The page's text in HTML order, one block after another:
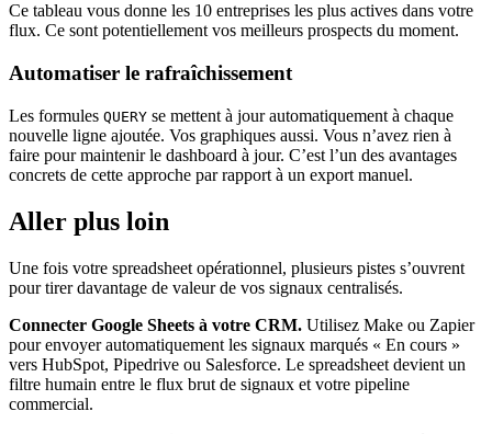
Ce tableau vous donne les 10 entreprises les plus actives dans votre
flux. Ce sont potentiellement vos meilleurs prospects du moment.
Automatiser le rafraîchissement
Les formules QUERY se mettent à jour automatiquement à chaque
nouvelle ligne ajoutée. Vos graphiques aussi. Vous n’avez rien à
faire pour maintenir le dashboard à jour. C’est l’un des avantages
concrets de cette approche par rapport à un export manuel.
Aller plus loin
Une fois votre spreadsheet opérationnel, plusieurs pistes s’ouvrent
pour tirer davantage de valeur de vos signaux centralisés.
Connecter Google Sheets à votre CRM. Utilisez Make ou Zapier
pour envoyer automatiquement les signaux marqués « En cours »
vers HubSpot, Pipedrive ou Salesforce. Le spreadsheet devient un
filtre humain entre le flux brut de signaux et votre pipeline
commercial.